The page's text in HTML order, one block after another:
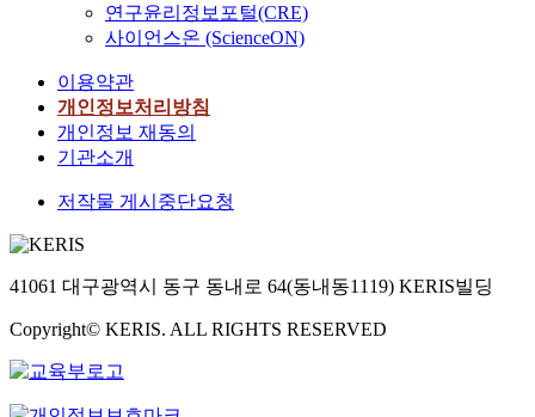
연구윤리정보포털(CRE)
사이언스온 (ScienceON)
이용약관
개인정보처리방침
개인정보 재동의
기관소개
저작물 게시중단요청
41061 대구광역시 동구 동내로 64(동내동1119) KERIS빌딩
Copyright© KERIS. ALL RIGHTS RESERVED